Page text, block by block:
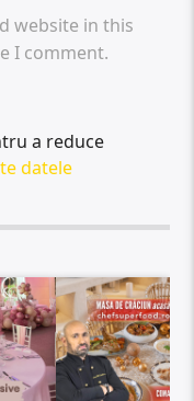
website in this
I comment.
a reduce
datele